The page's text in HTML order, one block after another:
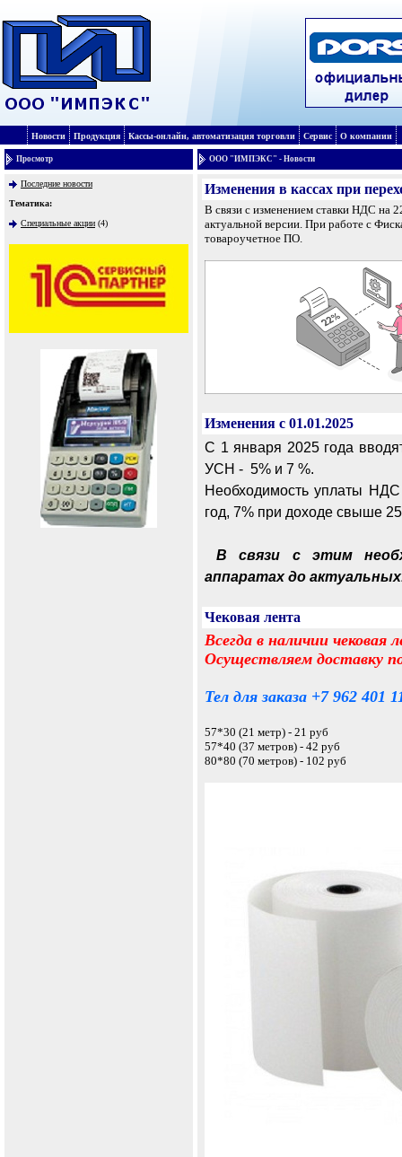
Новости Продукция Кассы-онлайн, автоматизация торговли Сервис О компании
Просмотр ООО "ИМПЭКС" - Новости
Последние новости
Тематика:
Специальные акции (4)
Изменения в кассах при
В связи с изменением ставки НДС на
актуальной версии. При работе с
товароучетное ПО.
Изменения с 01.01.2025
С 1 января 2025 года
УСН - 5% и 7 %.
Необходимость уплаты
год, 7% при доходе свыше
В связи с этим
аппаратах до
Чековая лента
Всегда в наличии чековая
Осуществляем доставку
Тел для заказа +7 962 401
57*30 (21 метр) - 21 руб
57*40 (37 метров) - 42 руб
80*80 (70 метров) - 102 руб